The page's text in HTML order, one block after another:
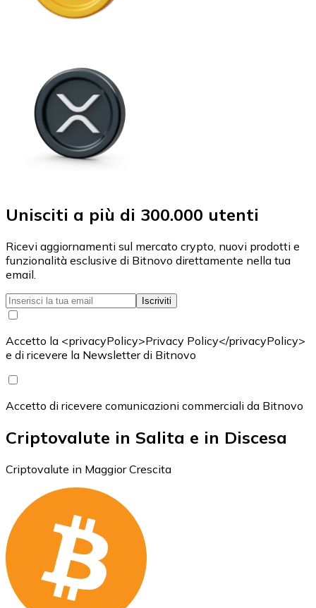
Unisciti a più di 300.000 utenti
Ricevi aggiornamenti sul mercato crypto, nuovi prodotti e
funzionalità esclusive di Bitnovo direttamente nella tua
email.
Iscriviti
Accetto la <privacyPolicy>Privacy Policy</privacyPolicy>
e di ricevere la Newsletter di Bitnovo
Accetto di ricevere comunicazioni commerciali da Bitnovo
Criptovalute in Salita e in Discesa
Criptovalute in Maggior Crescita